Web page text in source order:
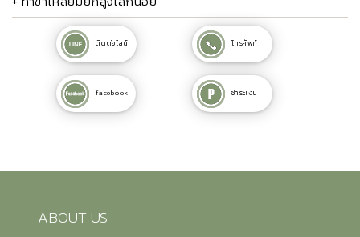
ติดต่อไลน์ โทรศัพท์
facebook ชำระเงิน
ABOUT US